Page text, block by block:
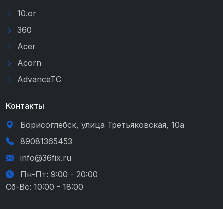
10.or
360
Acer
Acorn
AdvanceTC
Контакты
Борисоглебск, улица Третьяковская, 10а
89081365453
info@36fix.ru
Пн-Пт: 9:00 - 20:00
Сб-Вс: 10:00 - 18:00